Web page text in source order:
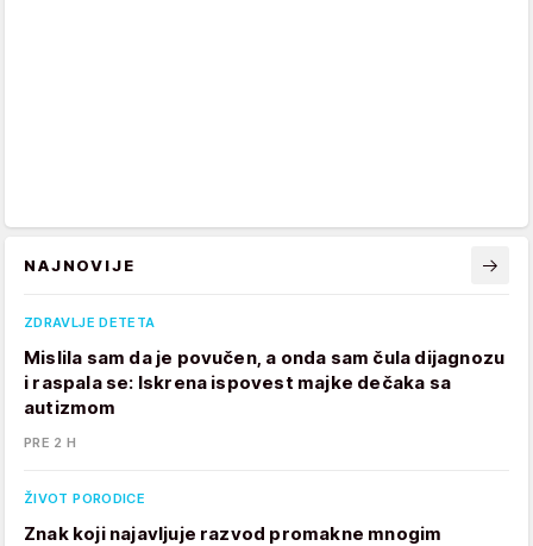
NAJNOVIJE
ZDRAVLJE DETETA
Mislila sam da je povučen, a onda sam čula dijagnozu
i raspala se: Iskrena ispovest majke dečaka sa
autizmom
PRE 2 H
ŽIVOT PORODICE
Znak koji najavljuje razvod promakne mnogim